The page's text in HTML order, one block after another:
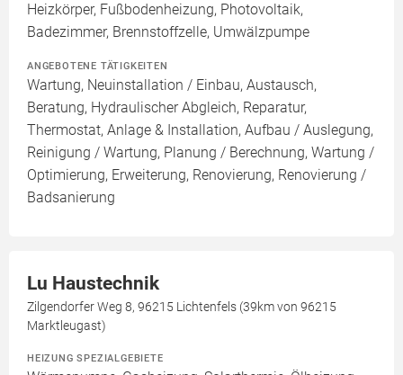
Heizkörper, Fußbodenheizung, Photovoltaik,
Badezimmer, Brennstoffzelle, Umwälzpumpe
ANGEBOTENE TÄTIGKEITEN
Wartung, Neuinstallation / Einbau, Austausch,
Beratung, Hydraulischer Abgleich, Reparatur,
Thermostat, Anlage & Installation, Aufbau / Auslegung,
Reinigung / Wartung, Planung / Berechnung, Wartung /
Optimierung, Erweiterung, Renovierung, Renovierung /
Badsanierung
Lu Haustechnik
Zilgendorfer Weg 8, 96215 Lichtenfels (39km von 96215
Marktleugast)
HEIZUNG SPEZIALGEBIETE